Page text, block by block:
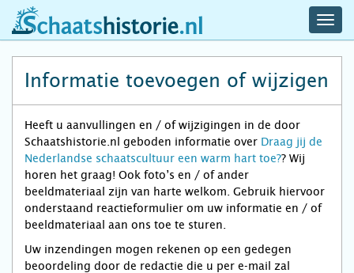
schaatshistorie.nl
Informatie toevoegen of wijzigen
Heeft u aanvullingen en / of wijzigingen in de door
Schaatshistorie.nl geboden informatie over Draag jij de
Nederlandse schaatscultuur een warm hart toe?? Wij
horen het graag! Ook foto’s en / of ander
beeldmateriaal zijn van harte welkom. Gebruik hiervoor
onderstaand reactieformulier om uw informatie en / of
beeldmateriaal aan ons toe te sturen.
Uw inzendingen mogen rekenen op een gedegen
beoordeling door de redactie die u per e-mail zal